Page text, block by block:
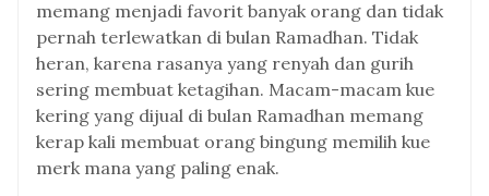
memang menjadi favorit banyak orang dan tidak
pernah terlewatkan di bulan Ramadhan. Tidak
heran, karena rasanya yang renyah dan gurih
sering membuat ketagihan. Macam-macam kue
kering yang dijual di bulan Ramadhan memang
kerap kali membuat orang bingung memilih kue
merk mana yang paling enak.